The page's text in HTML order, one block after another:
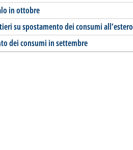
in ottobre
su spostamento dei consumi all’estero
dei consumi in settembre